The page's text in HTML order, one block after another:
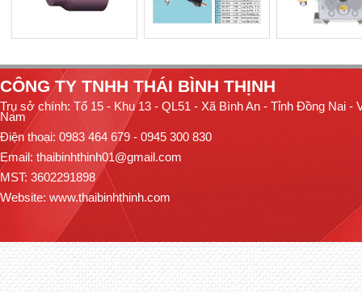
CÔNG TY TNHH THÁI BÌNH THỊNH
Trụ sở chính: Tổ 15 - Khu 13 - QL51 - Xã Bình An - Tỉnh Đồng Nai -
Nam
Điện thoại: 0983 464 679 - 0945 300 830
Email: thaibinhthinh01@gmail.com
MST: 3602291898
Website: www.thaibinhthinh.com